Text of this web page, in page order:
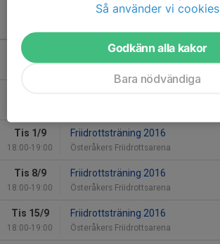
Tis 18/8 Friidrottsträning 2016
Tis 1/9
18:00-19:00
Friidrottsträning 2016
Österåkers Friidrottsarena
Tis 8/9
18:00-19:00
Friidrottsträning 2016
Österåkers Friidrottsarena
Tis 15/9
18:00-19:00
Friidrottsträning 2016
Österåkers Friidrottsarena
Så använder vi cookies
Godkänn alla kakor
Bara nödvändiga